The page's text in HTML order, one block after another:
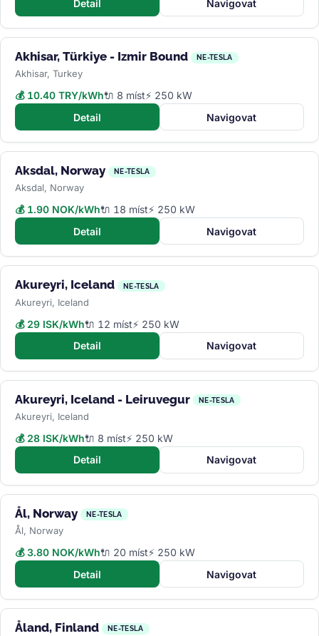
Detail
Navigovat
Akhisar, Türkiye - Izmir Bound NE-TESLA
Akhisar, Turkey
💰 10.40 TRY/kWh🔌 8 míst⚡ 250 kW
Detail
Navigovat
Aksdal, Norway NE-TESLA
Aksdal, Norway
💰 1.90 NOK/kWh🔌 18 míst⚡ 250 kW
Detail
Navigovat
Akureyri, Iceland NE-TESLA
Akureyri, Iceland
💰 29 ISK/kWh🔌 12 míst⚡ 250 kW
Detail
Navigovat
Akureyri, Iceland - Leiruvegur NE-TESLA
Akureyri, Iceland
💰 28 ISK/kWh🔌 8 míst⚡ 250 kW
Detail
Navigovat
Ål, Norway NE-TESLA
Ål, Norway
💰 3.80 NOK/kWh🔌 20 míst⚡ 250 kW
Detail
Navigovat
Åland, Finland NE-TESLA